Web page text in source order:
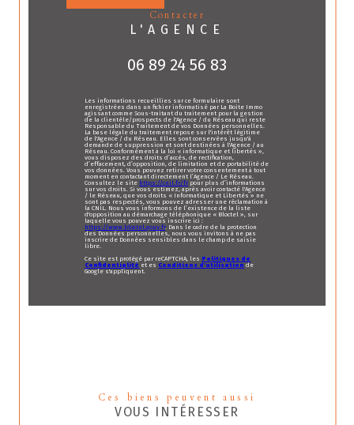
contacter
L'AGENCE
06 89 24 56 83
Les informations recueillies sur ce formulaire sont
enregistrées dans un fichier informatisé par La Boite Immo
agissant comme Sous-traitant du traitement pour la gestion
de la clientèle/prospects de l'Agence / du Réseau qui reste
Responsable du Traitement de vos Données personnelles.
La base légale du traitement repose sur l'intérêt légitime
de l'Agence / du Réseau. Elles sont conservées jusqu'à
demande de suppression et sont destinées à l'Agence / au
Réseau. Conformément à la loi « informatique et libertés »,
vous disposez des droits d’accès, de rectification,
d’effacement, d’opposition, de limitation et de portabilité de
vos données. Vous pouvez retirer votre consentement à tout
moment en contactant directement l’Agence / Le Réseau.
Consultez le site https://cnil.fr/frpour plus d’informations
sur vos droits. Si vous estimez, après avoir contacté l'Agence
/ le Réseau, que vos droits « Informatique et Libertés » ne
sont pas respectés, vous pouvez adresser une réclamation à
la CNIL. Nous vous informons de l’existence de la liste
d'opposition au démarchage téléphonique « Bloctel », sur
laquelle vous pouvez vous inscrire ici :
https://www.bloctel.gouv.fr. Dans le cadre de la protection
des Données personnelles, nous vous invitons à ne pas
inscrire de Données sensibles dans le champ de saisie
libre.
Ce site est protégé par reCAPTCHA, les Politiques de
Confidentialité et es Conditions d'utilisation de
Google s'appliquent.
Ces biens peuvent aussi
VOUS INTÉRESSER